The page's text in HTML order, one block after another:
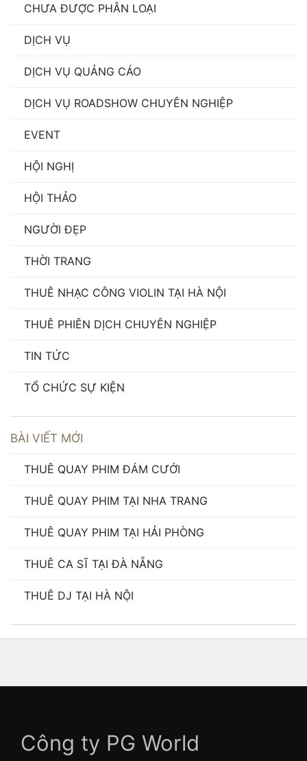
CHƯA ĐƯỢC PHÂN LOẠI
DỊCH VỤ
DỊCH VỤ QUẢNG CÁO
DỊCH VỤ ROADSHOW CHUYÊN NGHIỆP
EVENT
HỘI NGHỊ
HỘI THẢO
NGƯỜI ĐẸP
THỜI TRANG
THUÊ NHẠC CÔNG VIOLIN TẠI HÀ NỘI
THUÊ PHIÊN DỊCH CHUYÊN NGHIỆP
TIN TỨC
TỔ CHỨC SỰ KIỆN
BÀI VIẾT MỚI
THUÊ QUAY PHIM ĐÁM CƯỚI
THUÊ QUAY PHIM TẠI NHA TRANG
THUÊ QUAY PHIM TẠI HẢI PHÒNG
THUÊ CA SĨ TẠI ĐÀ NẴNG
THUÊ DJ TẠI HÀ NỘI
Công ty PG World